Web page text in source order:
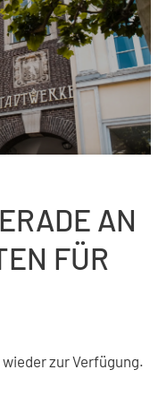
AN
FÜR
zur Verfügung.